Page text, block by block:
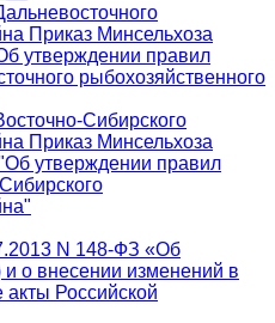
Приказ Минсельхоза
утверждении правил
рыбохозяйственного
Сибирского
Приказ Минсельхоза
утверждении правил
N 148-ФЗ «Об
и о внесении изменений в
акты Российской